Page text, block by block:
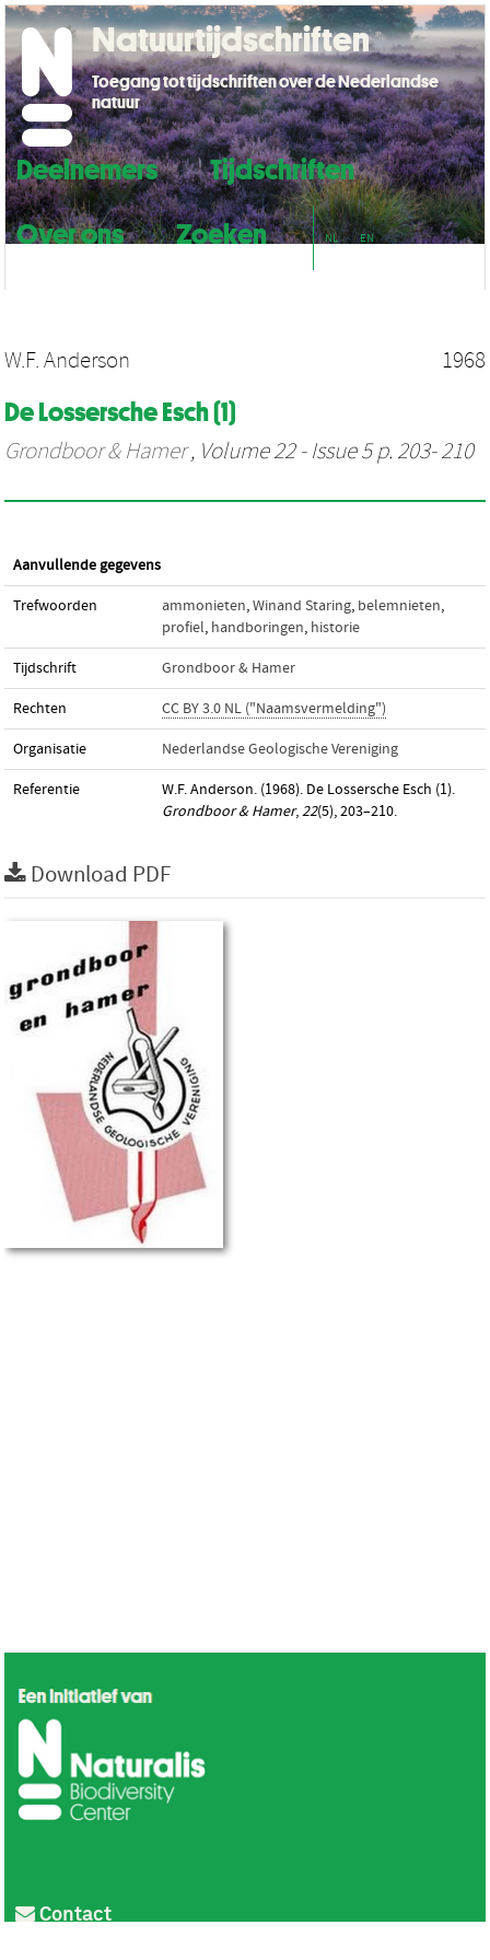
Deelnemers
Tijdschriften
Over ons
Zoeken NL EN
Natuurtijdschriften
Toegang tot tijdschriften over de Nederlandse
natuur
W.F. Anderson 1968
De Lossersche Esch (1)
Grondboor & Hamer, Volume 22 - Issue 5 p. 203- 210
Aanvullende gegevens
Trefwoorden ammonieten,Winand Staring, belemnieten,
profiel, handboringen, historie
Tijdschrift Grondboor & Hamer
Rechten CC BY 3.0 NL ("Naamsvermelding")
Organisatie Nederlandse Geologische Vereniging
Referentie
W.F. Anderson. (1968). De Lossersche Esch (1).
Grondboor & Hamer,22(5), 203–210.
Download PDF
Contact